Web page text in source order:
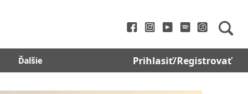
Ďalšie Prihlasiť/Registrovať